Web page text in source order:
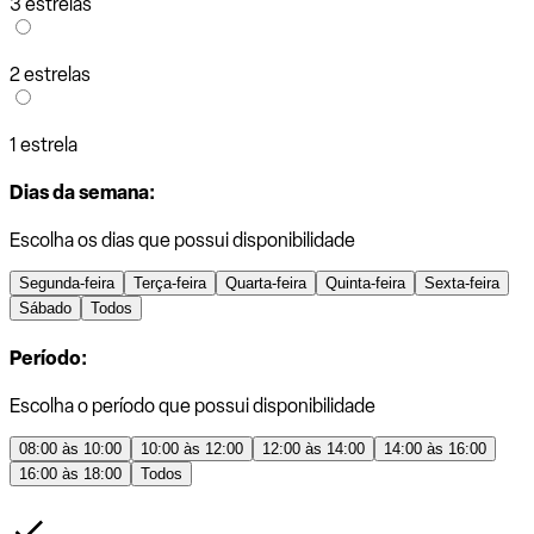
2 estrelas
1 estrela
Dias da semana:
Escolha os dias que possui disponibilidade
Segunda-feira Terça-feira Quarta-feira Quinta-feira
Sexta-feira
Sábado
Todos
Período:
Escolha o período que possui disponibilidade
08:00 às 10:00 10:00 às 12:00 12:00 às 14:00
14:00 às 16:00
16:00 às 18:00
Todos